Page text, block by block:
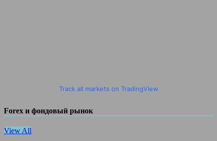
Track all markets on TradingView
Forex и фондовый рынок
View All